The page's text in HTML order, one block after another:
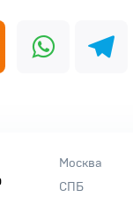
Москва
СПБ